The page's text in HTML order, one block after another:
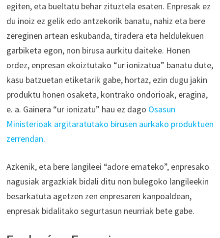
egiten, eta bueltatu behar zituztela esaten. Enpresak ez
du inoiz ez gelik edo antzekorik banatu, nahiz eta bere
zereginen artean eskubanda, tiradera eta heldulekuen
garbiketa egon, non birusa aurkitu daiteke. Honen
ordez, enpresan ekoiztutako “ur ionizatua” banatu dute,
kasu batzuetan etiketarik gabe, hortaz, ezin dugu jakin
produktu honen osaketa, kontrako ondorioak, eragina,
e. a. Gainera “ur ionizatu” hau ez dago Osasun
Ministerioak argitaratutako birusen aurkako produktuen
zerrendan.
Azkenik, eta bere langileei “adore emateko”, enpresako
nagusiak argazkiak bidali ditu non bulegoko langileekin
besarkatuta agetzen zen enpresaren kanpoaldean,
enpresak bidalitako segurtasun neurriak bete gabe.